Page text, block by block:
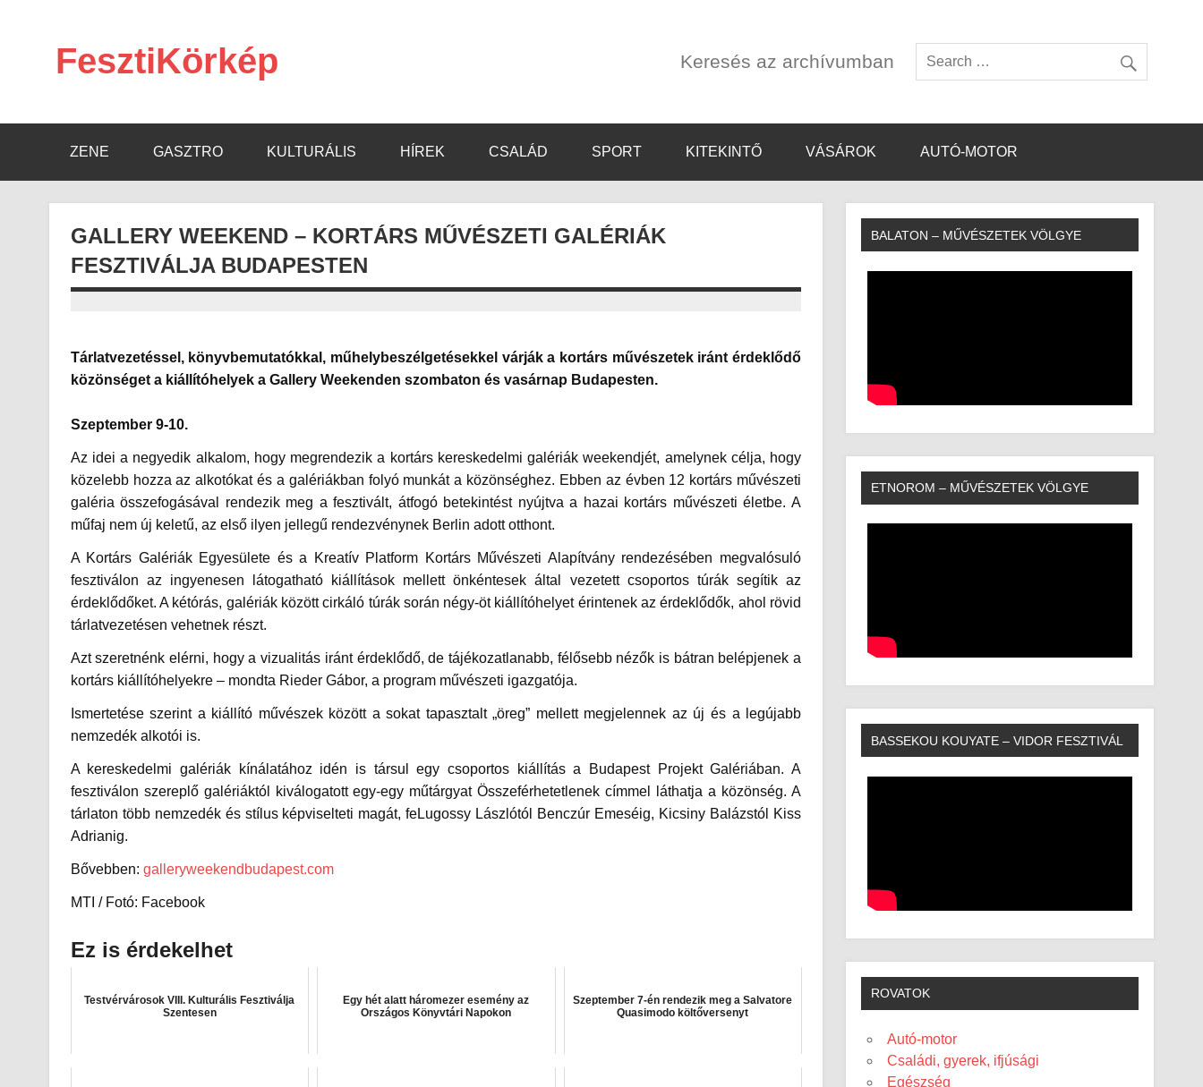
FesztiKörkép Keresés az archívumban
ZENE GASZTRO KULTURÁLIS HÍREK CSALÁD SPORT KITEKINTŐ VÁSÁROK AUTÓ-MOTOR
GALLERY WEEKEND – KORTÁRS MŰVÉSZETI GALÉRIÁK
FESZTIVÁLJA BUDAPESTEN
Tárlatvezetéssel, könyvbemutatókkal, műhelybeszélgetésekkel várják a kortárs művészetek iránt érdeklődő
közönséget a kiállítóhelyek a Gallery Weekenden szombaton és vasárnap Budapesten.
Szeptember 9-10.
Az idei a negyedik alkalom, hogy megrendezik a kortárs kereskedelmi galériák weekendjét, amelynek célja, hogy
közelebb hozza az alkotókat és a galériákban folyó munkát a közönséghez. Ebben az évben 12 kortárs művészeti
galéria összefogásával rendezik meg a fesztivált, átfogó betekintést nyújtva a hazai kortárs művészeti életbe. A
műfaj nem új keletű, az első ilyen jellegű rendezvénynek Berlin adott otthont.
A Kortárs Galériák Egyesülete és a Kreatív Platform Kortárs Művészeti Alapítvány rendezésében megvalósuló
fesztiválon az ingyenesen látogatható kiállítások mellett önkéntesek által vezetett csoportos túrák segítik az
érdeklődőket. A kétórás, galériák között cirkáló túrák során négy-öt kiállítóhelyet érintenek az érdeklődők, ahol rövid
tárlatvezetésen vehetnek részt.
Azt szeretnénk elérni, hogy a vizualitás iránt érdeklődő, de tájékozatlanabb, félősebb nézők is bátran belépjenek a
kortárs kiállítóhelyekre – mondta Rieder Gábor, a program művészeti igazgatója.
Ismertetése szerint a kiállító művészek között a sokat tapasztalt „öreg” mellett megjelennek az új és a legújabb
nemzedék alkotói is.
A kereskedelmi galériák kínálatához idén is társul egy csoportos kiállítás a Budapest Projekt Galériában. A
fesztiválon szereplő galériáktól kiválogatott egy-egy műtárgyat Összeférhetetlenek címmel láthatja a közönség. A
tárlaton több nemzedék és stílus képviselteti magát, feLugossy Lászlótól Benczúr Emeséig, Kicsiny Balázstól Kiss
Adrianig.
Bővebben: galleryweekendbudapest.com
MTI / Fotó: Facebook
Ez is érdekelhet
Testvérvárosok VIII. Kulturális Fesztiválja
Szentesen
Egy hét alatt háromezer esemény az
Országos Könyvtári Napokon
Szeptember 7-én rendezik meg a Salvatore
Quasimodo költőversenyt
BALATON – MŰVÉSZETEK VÖLGYE
ETNOROM – MŰVÉSZETEK VÖLGYE
BASSEKOU KOUYATE – VIDOR FESZTIVÁL
ROVATOK
Autó-motor
Családi, gyerek, ifjúsági
Egészség